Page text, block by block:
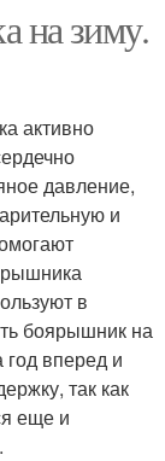
на зиму.
активно
давление,
и
в
боярышник на
вперед и
так как
еще и